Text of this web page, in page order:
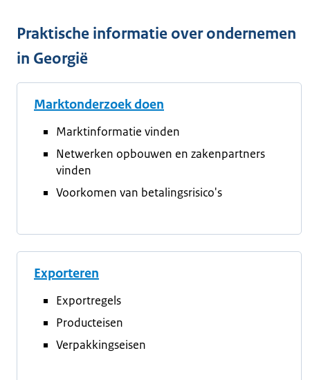
Praktische informatie over ondernemen
in Georgië
Marktonderzoek doen
Marktinformatie vinden
Netwerken opbouwen en zakenpartners
vinden
Voorkomen van betalingsrisico's
Exporteren
Exportregels
Producteisen
Verpakkingseisen